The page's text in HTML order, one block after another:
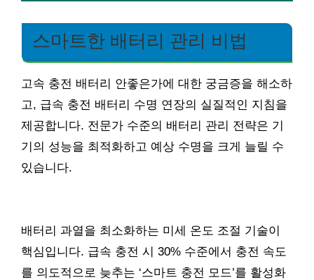
스마트한 배터리 관리 비법
고속 충전 배터리 안좋은가에 대한 궁금증을 해소하
고, 급속 충전 배터리 수명 연장의 실질적인 지침을
제공합니다. 전문가 수준의 배터리 관리 전략은 기
기의 성능을 최적화하고 예상 수명을 크게 늘릴 수
있습니다.
배터리 과열을 최소화하는 미세 온도 조절 기술이
핵심입니다. 급속 충전 시 30% 수준에서 충전 속도
를 의도적으로 늦추는 ‘스마트 충전 모드’를 활성화